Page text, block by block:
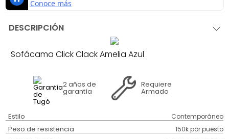
DESCRIPCIÓN
Sofácama Click Clack Amelia Azul
2 años de
garantía
Requiere
Armado
Estilo Contemporáneo
Peso de resistencia 150k por puesto